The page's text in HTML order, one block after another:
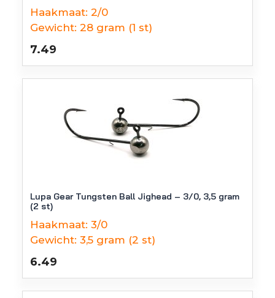
Haakmaat: 2/0
Gewicht: 28 gram (1 st)
7.49
Lupa Gear Tungsten Ball Jighead – 3/0, 3,5 gram
(2 st)
Haakmaat: 3/0
Gewicht: 3,5 gram (2 st)
6.49